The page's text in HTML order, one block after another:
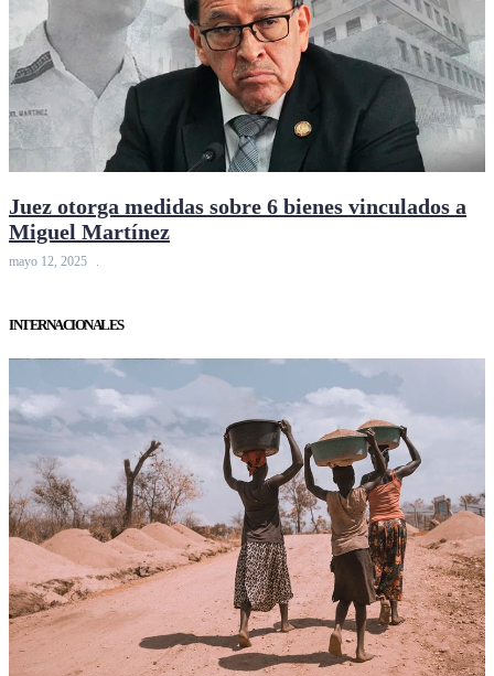
Juez otorga medidas sobre 6 bienes vinculados a
Miguel Martínez
mayo 12, 2025
INTERNACIONALES